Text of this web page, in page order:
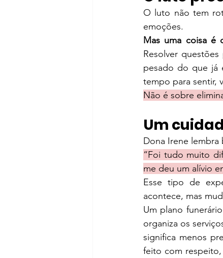
O luto não tem
emoções.
Mas uma coisa é
Resolver
pesado do que já
tempo para sentir,
Não é sobre
Um
Dona Irene
“Foi tudo muito
me deu um alívio
Esse tipo de
acontece, mas
Um plano
organiza os
significa menos
feito com